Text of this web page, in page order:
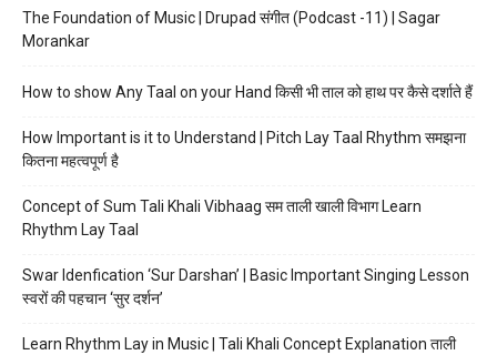
The Foundation of Music | Drupad संगीत (Podcast -11) | Sagar
Morankar
How to show Any Taal on your Hand किसी भी ताल को हाथ पर कैसे दर्शाते हैं
How Important is it to Understand | Pitch Lay Taal Rhythm समझना
कितना महत्वपूर्ण है
Concept of Sum Tali Khali Vibhaag सम ताली खाली विभाग Learn
Rhythm Lay Taal
Swar Idenfication ‘Sur Darshan’ | Basic Important Singing Lesson
स्वरों की पहचान ‘सुर दर्शन’
Learn Rhythm Lay in Music | Tali Khali Concept Explanation ताली